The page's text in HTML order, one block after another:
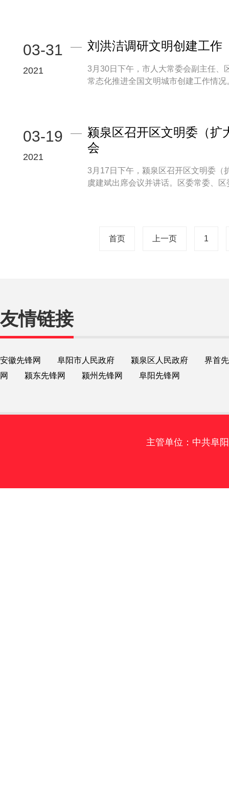
03-31
2021
刘洪洁调研文明创建工作
3月30日下午，市人大常委会副主任、
常态化推进全国文明城市创建工作情况
03-19
2021
颍泉区召开区文明委（扩
会
3月17日下午，颍泉区召开区文明委（
虞建斌出席会议并讲话。区委常委、区
首页 上一页 1
友情链接
安徽先锋网 阜阳市人民政府 颍泉区人民政府
界首
网
颍东先锋网 颍州先锋网 阜阳先锋网
主管单位：中共阜